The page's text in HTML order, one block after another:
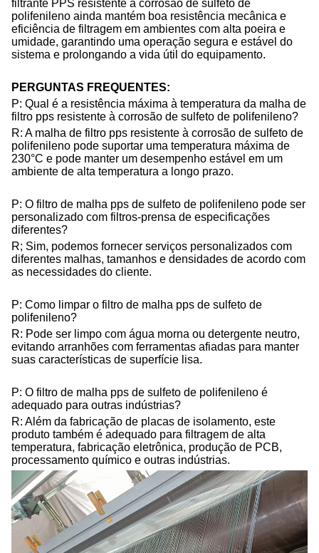
filtrante PPS resistente à corrosão de sulfeto de
polifenileno ainda mantém boa resistência mecânica e
eficiência de filtragem em ambientes com alta poeira e
umidade, garantindo uma operação segura e estável do
sistema e prolongando a vida útil do equipamento.
PERGUNTAS FREQUENTES:
P: Qual é a resistência máxima à temperatura da malha de
filtro pps resistente à corrosão de sulfeto de polifenileno?
R: A malha de filtro pps resistente à corrosão de sulfeto de
polifenileno pode suportar uma temperatura máxima de
230°C e pode manter um desempenho estável em um
ambiente de alta temperatura a longo prazo.
P: O filtro de malha pps de sulfeto de polifenileno pode ser
personalizado com filtros-prensa de especificações
diferentes?
R; Sim, podemos fornecer serviços personalizados com
diferentes malhas, tamanhos e densidades de acordo com
as necessidades do cliente.
P: Como limpar o filtro de malha pps de sulfeto de
polifenileno?
R: Pode ser limpo com água morna ou detergente neutro,
evitando arranhões com ferramentas afiadas para manter
suas características de superfície lisa.
P: O filtro de malha pps de sulfeto de polifenileno é
adequado para outras indústrias?
R: Além da fabricação de placas de isolamento, este
produto também é adequado para filtragem de alta
temperatura, fabricação eletrônica, produção de PCB,
processamento químico e outras indústrias.